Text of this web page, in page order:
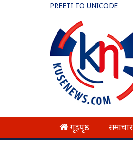
PREETI TO UNICODE
गृहपृष्ठ समाचार